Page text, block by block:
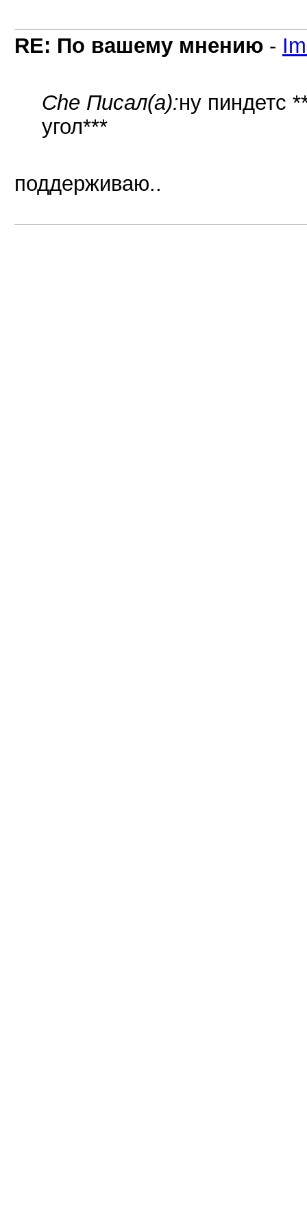
RE: По вашему мнению -
Che Писал(а):ну пиндетс
угол***
поддерживаю..